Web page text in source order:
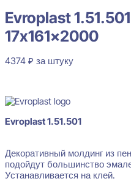
Evroplast 1.51.501 Молдинг
Evroplast
17x161x2000
4374 ₽ за штуку
Evroplast 1.51.501
Декоративный молдинг из
подойдут большинство
Устанавливается на клей.